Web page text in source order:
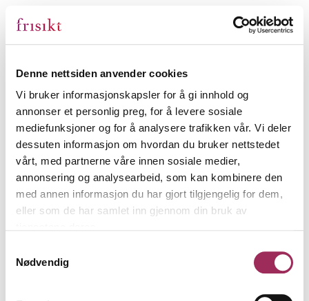
Denne nettsiden anvender cookies
Vi bruker informasjonskapsler for å gi innhold og
annonser et personlig preg, for å levere sosiale
mediefunksjoner og for å analysere trafikken vår. Vi deler
dessuten informasjon om hvordan du bruker nettstedet
vårt, med partnerne våre innen sosiale medier,
annonsering og analysearbeid, som kan kombinere den
med annen informasjon du har gjort tilgjengelig for dem,
eller som de har samlet inn gjennom din bruk av
Nødvendig